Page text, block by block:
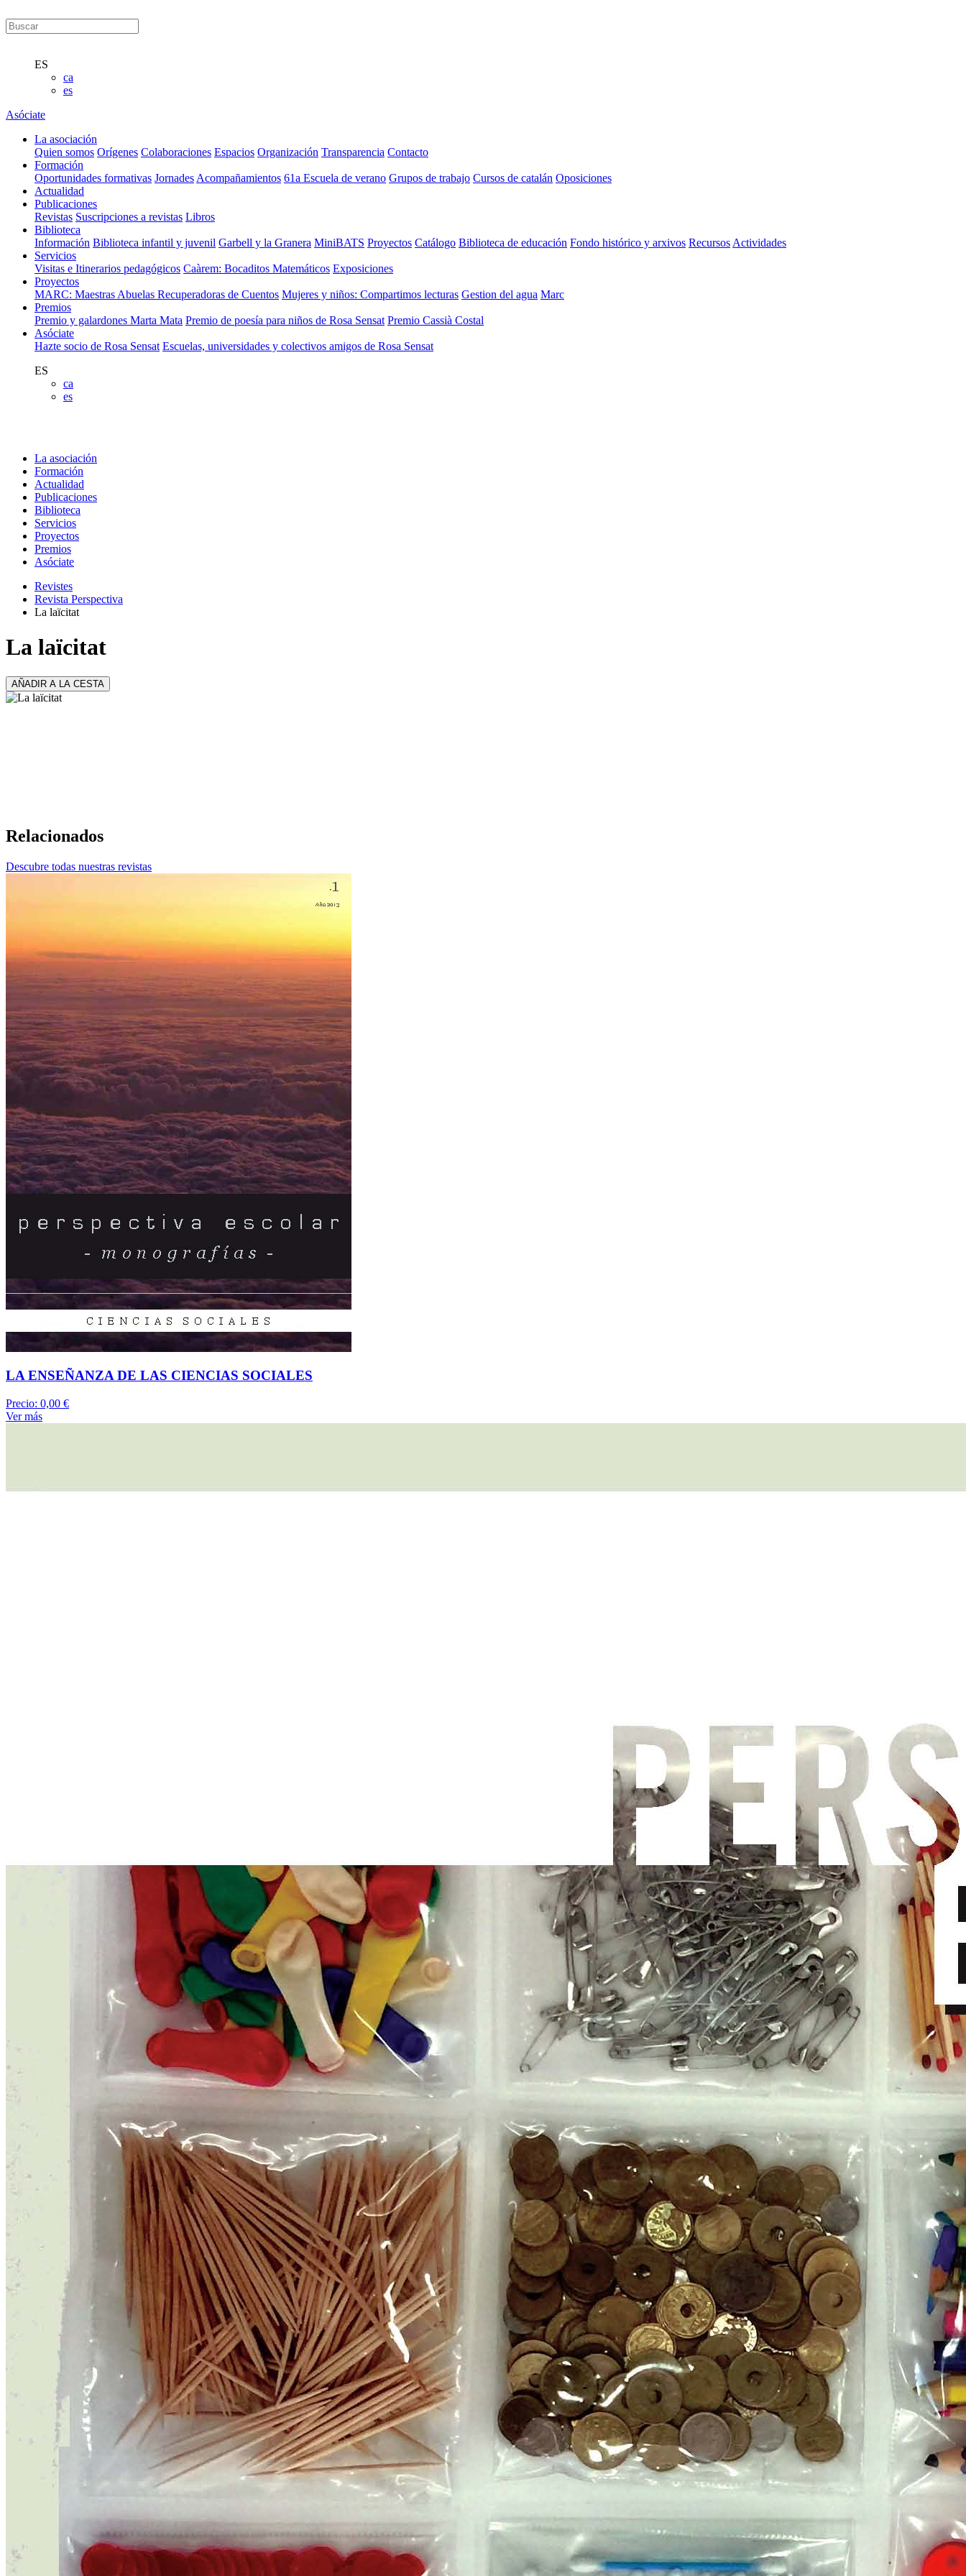
ES
ca
es
Asóciate
La asociación
Quien somos Orígenes Colaboraciones Espacios Organización Transparencia Contacto
Formación
Oportunidades formativas Jornades Acompañamientos 61a Escuela de verano Grupos de trabajo Cursos de catalán Oposiciones
Actualidad
Publicaciones
Revistas Suscripciones a revistas Libros
Biblioteca
Información Biblioteca infantil y juvenil Garbell y la Granera MiniBATS Proyectos Catálogo Biblioteca de educación Fondo histórico y arxivos Recursos Actividades
Servicios
Visitas e Itinerarios pedagógicos Caàrem: Bocaditos Matemáticos Exposiciones
Proyectos
MARC: Maestras Abuelas Recuperadoras de Cuentos Mujeres y niños: Compartimos lecturas Gestion del agua Marc
Premios
Premio y galardones Marta Mata Premio de poesía para niños de Rosa Sensat Premio Cassià Costal
Asóciate
Hazte socio de Rosa Sensat Escuelas, universidades y colectivos amigos de Rosa Sensat
ES
ca
es
La asociación
Formación
Actualidad
Publicaciones
Biblioteca
Servicios
Proyectos
Premios
Asóciate
Revistes
Revista Perspectiva
La laïcitat
La laïcitat
AÑADIR A LA CESTA
Relacionados
Descubre todas nuestras revistas
LA ENSEÑANZA DE LAS CIENCIAS SOCIALES
Precio: 0,00 €
Ver más